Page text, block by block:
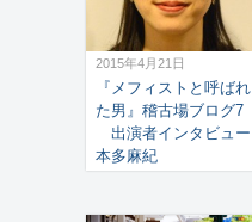
2015年4月21日
『メフィストと呼ばれ
た男』稽古場ブログ7
出演者インタビュー
本多麻紀